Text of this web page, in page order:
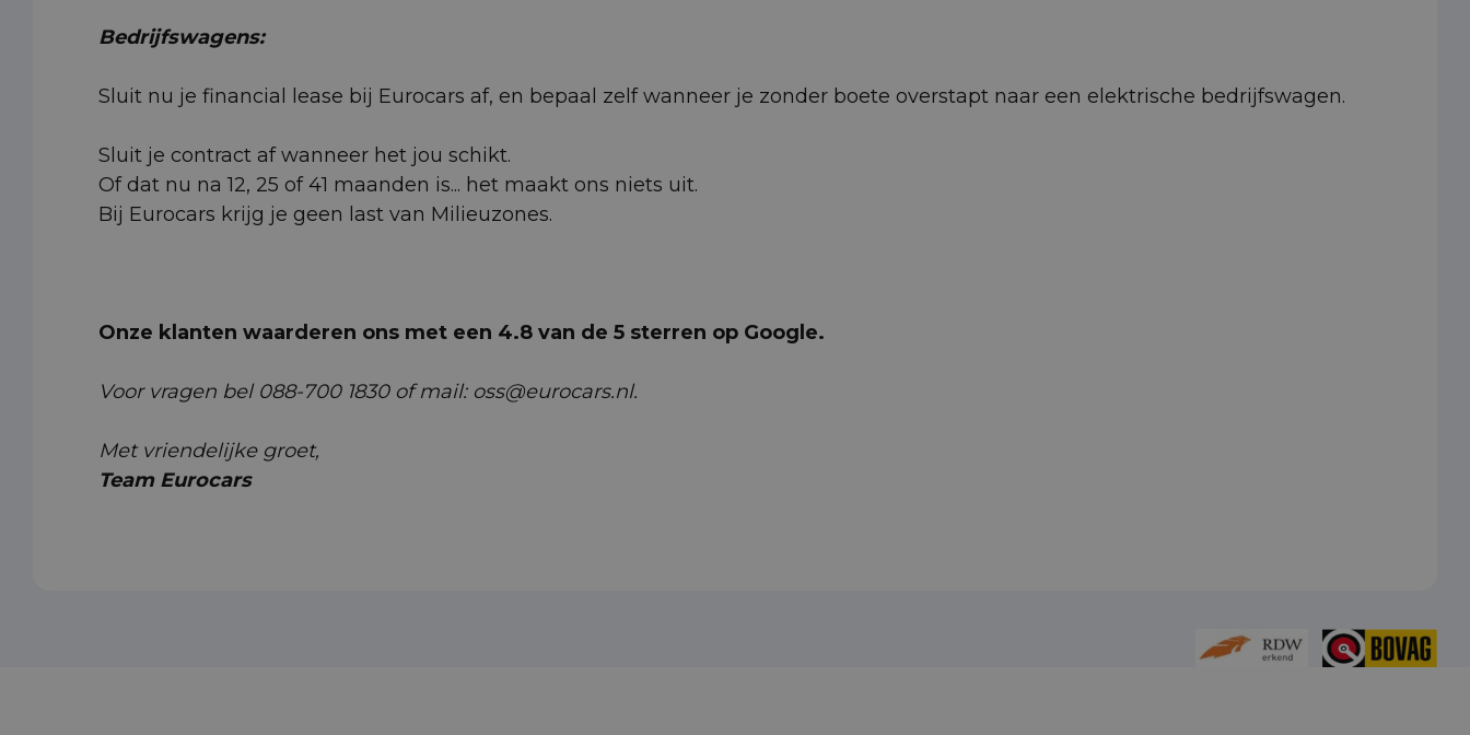
Bedrijfswagens:
Sluit nu je financial lease bij Eurocars af, en bepaal zelf wanneer je zonder boete overstapt naar een elektrische bedrijfswagen.
Sluit je contract af wanneer het jou schikt.
Of dat nu na 12, 25 of 41 maanden is... het maakt ons niets uit.
Bij Eurocars krijg je geen last van Milieuzones.
Onze klanten waarderen ons met een 4.8 van de 5 sterren op Google.
Voor vragen bel 088-700 1830 of mail: oss@eurocars.nl.
Met vriendelijke groet,
Team Eurocars